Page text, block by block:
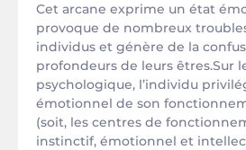
Cet arcane exprime un état
provoque de nombreux
individus et génère de la
profondeurs de leurs êtres.Sur
psychologique, l’individu
émotionnel de son
(soit, les centres de
instinctif, émotionnel et